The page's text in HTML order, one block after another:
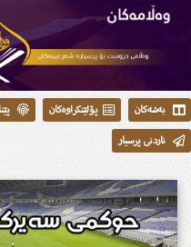
بەشەکان پۆلێنکراوەکان پێناسە
ناردنی پرسیار